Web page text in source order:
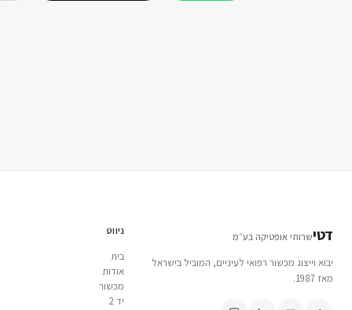
דטישרותי אופטיקה בע״מ
יבוא וייצוג מכשור רפואי לעיניים, המוביל בישראל
מאז 1987.
ניווט
בית
אודות
מכשור
יד 2